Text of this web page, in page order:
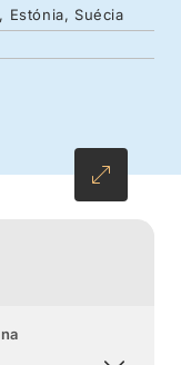
leva ao
com um
e elegância
Estónia, Suécia